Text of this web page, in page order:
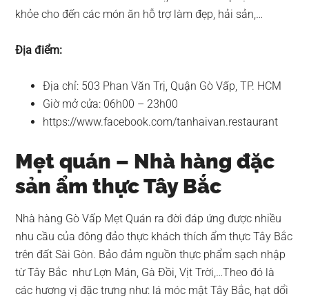
khỏe cho đến các món ăn hỗ trợ làm đẹp, hải sản,…
Địa điểm:
Địa chỉ: 503 Phan Văn Trị, Quận Gò Vấp, TP. HCM
Giờ mở cửa: 06h00 – 23h00
https://www.facebook.com/tanhaivan.restaurant
Mẹt quán – Nhà hàng đặc
sản ẩm thực Tây Bắc
Nhà hàng Gò Vấp Mẹt Quán ra đời đáp ứng được nhiều
nhu cầu của đông đảo thực khách thích ẩm thực Tây Bắc
trên đất Sài Gòn. Bảo đảm nguồn thực phẩm sạch nhập
từ Tây Bắc như Lợn Mán, Gà Đồi, Vịt Trời,…Theo đó là
các hương vị đặc trưng như: lá móc mật Tây Bắc, hạt dổi